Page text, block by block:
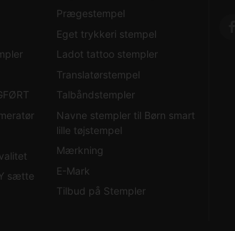
sætte
Prægestempel
Eget trykkeri stempel
Ladot tattoo stempler
Translatørstempel
Talbåndstempler
Navne stempler til Børn smart
lille tøjstempel
Mærkning
E-Mark
Tilbud på Stempler